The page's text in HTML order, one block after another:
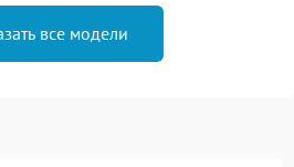
все модели